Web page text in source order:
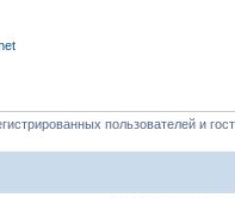
пользователей и